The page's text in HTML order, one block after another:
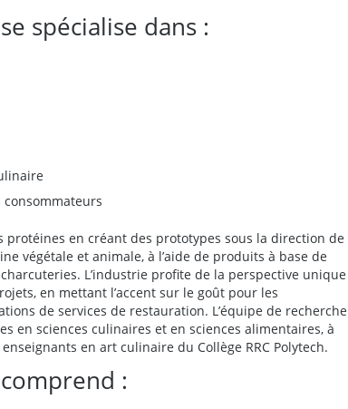
spécialise dans :
protéines en créant des prototypes sous la direction de
végétale et animale, à l’aide de produits à base de
L’industrie profite de la perspective unique
en mettant l’accent sur le goût pour les
de services de restauration. L’équipe de recherche
en sciences culinaires et en sciences alimentaires, à
en art culinaire du Collège RRC Polytech.
: